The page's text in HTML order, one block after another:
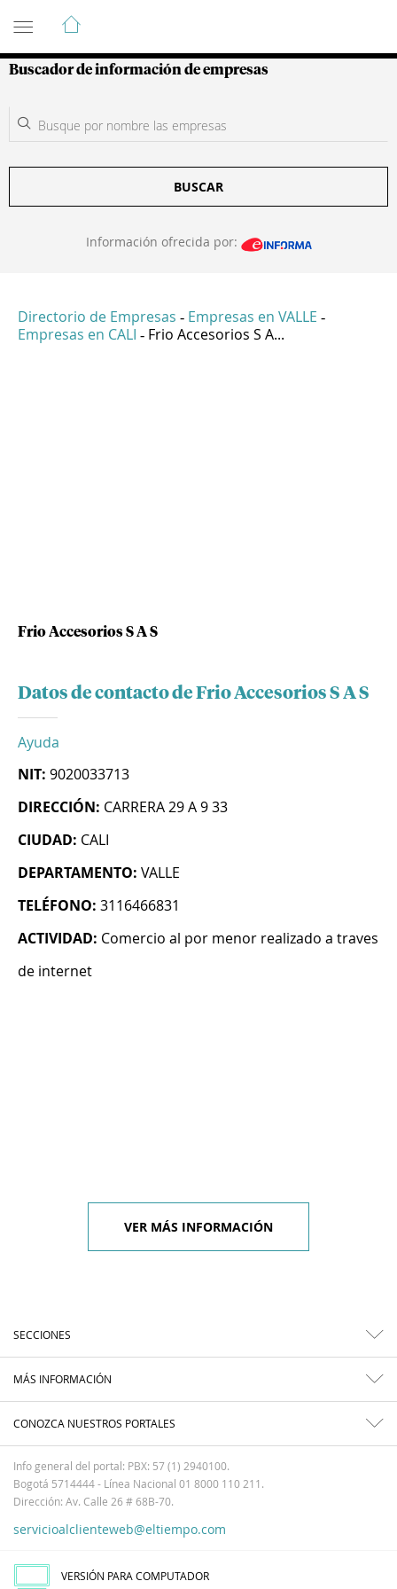
Guía de Empresas Colombianas
Buscador de información de empresas
BUSCAR
Información ofrecida por:
Directorio de Empresas - Empresas en VALLE -
Empresas en CALI - Frio Accesorios S A...
Frio Accesorios S A S
Datos de contacto de Frio Accesorios S A S
Ayuda
NIT: 9020033713
DIRECCIÓN: CARRERA 29 A 9 33
CIUDAD: CALI
DEPARTAMENTO: VALLE
TELÉFONO: 3116466831
ACTIVIDAD: Comercio al por menor realizado a traves
de internet
VER MÁS INFORMACIÓN
SECCIONES
MÁS INFORMACIÓN
CONOZCA NUESTROS PORTALES
Info general del portal: PBX: 57 (1) 2940100.
Bogotá 5714444 - Línea Nacional 01 8000 110 211.
Dirección: Av. Calle 26 # 68B-70.
servicioalclienteweb@eltiempo.com
VERSIÓN PARA COMPUTADOR